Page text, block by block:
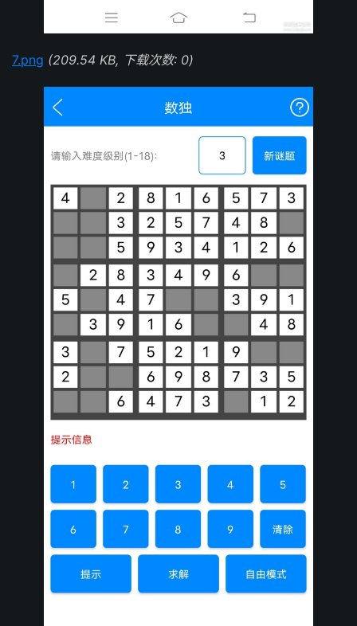
7.png (209.54 KB, 下载次数: 0)